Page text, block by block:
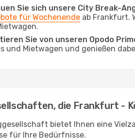
Sie sich unsere City Break-
für Wochenende ab Frankfurt.
Sie von unseren Opodo
und Mietwagen und genießen
die Frankfurt -
bietet Ihnen eine
für Ihre Bedürfnisse.